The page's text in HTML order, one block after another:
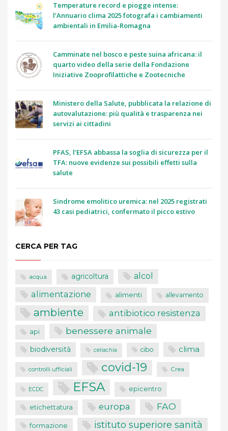
Temperature record e piogge intense:
l’Annuario clima 2025 fotografa i cambiamenti
ambientali in Emilia-Romagna
Camminate nel bosco e peste suina africana: il
quarto video della serie della Fondazione
Iniziative Zooprofilattiche e Zootecniche
Ministero della Salute, pubblicata la relazione di
autovalutazione: più qualità e trasparenza nei
servizi ai cittadini
PFAS, l’EFSA abbassa la soglia di sicurezza per il
TFA: nuove evidenze sui possibili effetti sulla
salute
Sindrome emolitico uremica: nel 2025 registrati
43 casi pediatrici, confermato il picco estivo
CERCA PER TAG
acqua agricoltura alcol
alimentazione alimenti allevamento
ambiente antibiotico resistenza
api benessere animale
biodiversità celiachia cibo clima
controlli ufficiali covid-19 Crea
ECDC EFSA epicentro
etichettatura europa FAO
formazione istituto superiore sanità